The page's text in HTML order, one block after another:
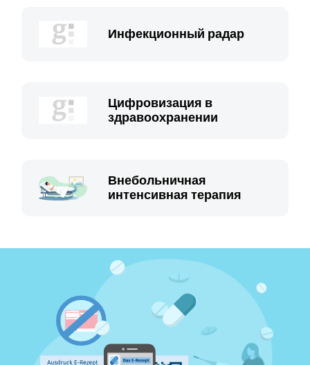
Инфекционный радар
Цифровизация в
здравоохранении
Внебольничная
интенсивная терапия